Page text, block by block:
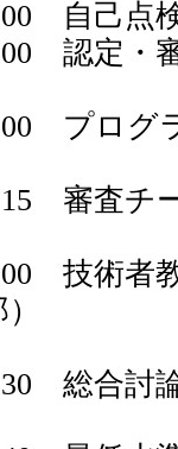
自己点
認定・
プログ
審査チ
技術者
総合討